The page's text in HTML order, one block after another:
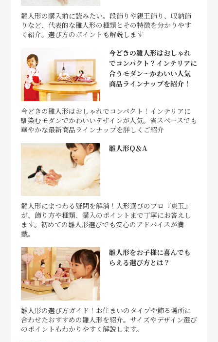
雛人形の購入前に読みたい。段飾りや親王飾り、収納飾
りなど、代表的な雛人形の種類とその特徴を分かりやす
く紹介。選び方のポイントも解説します
今どきの雛人形はおしゃれ
でコンパクト？インテリアに
合うモダン～かわいい人気
商品ラインナップを紹介！
今どきの雛人形はおしゃれでコンパクト！インテリアに
馴染むモダンでかわいいデザインが人気。省スペースでも
華やかな最新商品ラインナップを詳しくご紹介
雛人形Q＆A
雛人形にまつわる疑問を解消！人形選びのプロ『東玉』
が、飾り方や種類、購入のポイントまで丁寧にお答えし
ます。初めての雛人形選びでも安心のアドバイスが満
載。
雛人形をお子様に喜んでも
らえる選び方とは？
雛人形の選び方ガイド！お住まいのタイプや飾る場所に
合わせたおすすめの雛人形を紹介。サイズやデザイン選び
のポイントもわかりやすく解説します。